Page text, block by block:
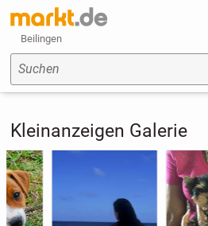
Beilingen
Suchen
Kleinanzeigen Galerie